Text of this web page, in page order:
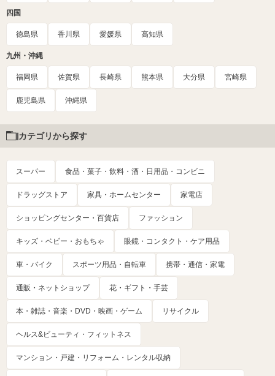
四国
徳島県 香川県 愛媛県 高知県
九州・沖縄
福岡県 佐賀県 長崎県 熊本県 大分県 宮崎県
鹿児島県 沖縄県
カテゴリから探す
スーパー 食品・菓子・飲料・酒・日用品・コンビニ
ドラッグストア 家具・ホームセンター 家電店
ショッピングセンター・百貨店 ファッション
キッズ・ベビー・おもちゃ 眼鏡・コンタクト・ケア用品
車・バイク スポーツ用品・自転車 携帯・通信・家電
通販・ネットショップ 花・ギフト・手芸
本・雑誌・音楽・DVD・映画・ゲーム リサイクル
ヘルス&ビューティ・フィットネス
マンション・戸建・リフォーム・レンタル収納